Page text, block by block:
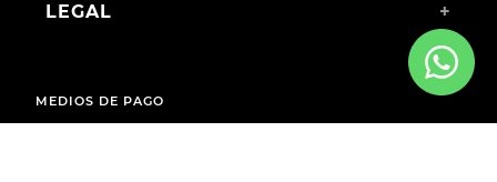
LEGAL +
MEDIOS DE PAGO